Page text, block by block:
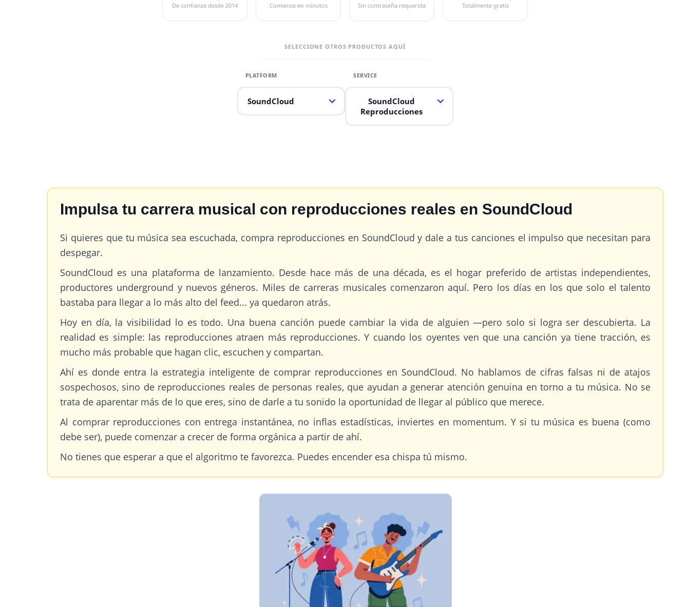
De confianza desde 2014 Comienza en minutos Sin contraseña requerida Totalmente gratis
SELECCIONE OTROS PRODUCTOS AQUÍ
SoundCloud
SoundCloud
Reproducciones
Impulsa tu carrera musical con reproducciones reales en SoundCloud
Si quieres que tu música sea escuchada, compra reproducciones en SoundCloud y dale a tus canciones el impulso que necesitan para
despegar.
SoundCloud es una plataforma de lanzamiento. Desde hace más de una década, es el hogar preferido de artistas independientes,
productores underground y nuevos géneros. Miles de carreras musicales comenzaron aquí. Pero los días en los que solo el talento
bastaba para llegar a lo más alto del feed... ya quedaron atrás.
Hoy en día, la visibilidad lo es todo. Una buena canción puede cambiar la vida de alguien —pero solo si logra ser descubierta. La
realidad es simple: las reproducciones atraen más reproducciones. Y cuando los oyentes ven que una canción ya tiene tracción, es
mucho más probable que hagan clic, escuchen y compartan.
Ahí es donde entra la estrategia inteligente de comprar reproducciones en SoundCloud. No hablamos de cifras falsas ni de atajos
sospechosos, sino de reproducciones reales de personas reales, que ayudan a generar atención genuina en torno a tu música. No se
trata de aparentar más de lo que eres, sino de darle a tu sonido la oportunidad de llegar al público que merece.
Al comprar reproducciones con entrega instantánea, no inflas estadísticas, inviertes en momentum. Y si tu música es buena (como
debe ser), puede comenzar a crecer de forma orgánica a partir de ahí.
No tienes que esperar a que el algoritmo te favorezca. Puedes encender esa chispa tú mismo.